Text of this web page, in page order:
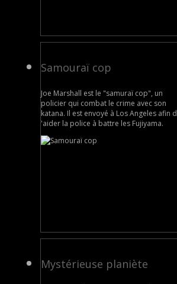
Samouraï cop
Joe Marshall est le "samuraï cop", un
policier qui combat le crime avec son
katana. Il est envoyé à Los Angeles afin d
'aider la police à battre les Fujiyama.
Mystérieuse planiète